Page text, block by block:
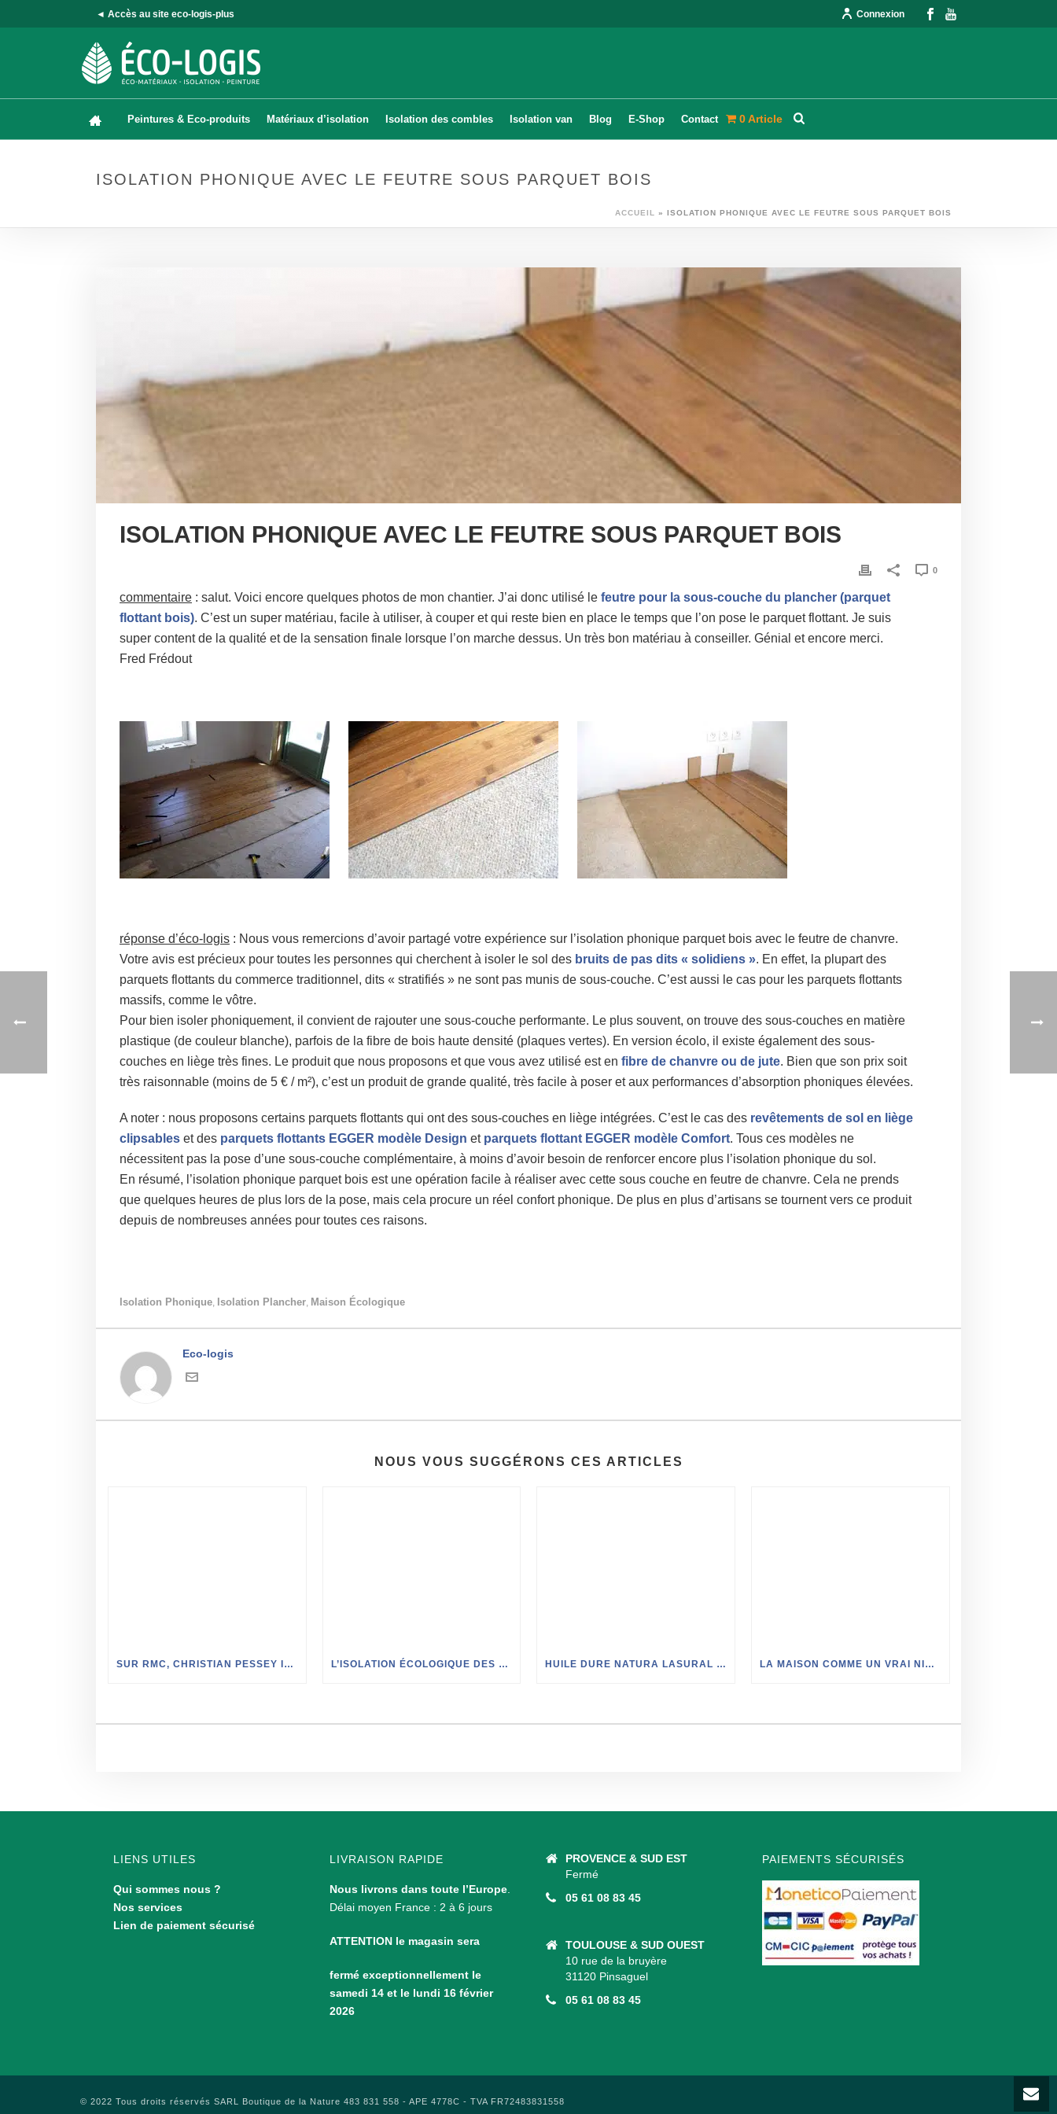
◄ Accès au site eco-logis-plus Connexion
Peintures & Eco-produits Matériaux d’isolation Isolation des combles Isolation van Blog E-Shop Contact 0 Article
ISOLATION PHONIQUE AVEC LE FEUTRE SOUS PARQUET BOIS
ACCUEIL » ISOLATION PHONIQUE AVEC LE FEUTRE SOUS PARQUET BOIS
ISOLATION PHONIQUE AVEC LE FEUTRE SOUS PARQUET BOIS
0
commentaire : salut. Voici encore quelques photos de mon chantier. J’ai donc utilisé le feutre pour la sous-couche du plancher (parquet
flottant bois). C’est un super matériau, facile à utiliser, à couper et qui reste bien en place le temps que l’on pose le parquet flottant. Je suis
super content de la qualité et de la sensation finale lorsque l’on marche dessus. Un très bon matériau à conseiller. Génial et encore merci.
Fred Frédout
réponse d’éco-logis : Nous vous remercions d’avoir partagé votre expérience sur l’isolation phonique parquet bois avec le feutre de chanvre.
Votre avis est précieux pour toutes les personnes qui cherchent à isoler le sol des bruits de pas dits « solidiens ». En effet, la plupart des
parquets flottants du commerce traditionnel, dits « stratifiés » ne sont pas munis de sous-couche. C’est aussi le cas pour les parquets flottants
massifs, comme le vôtre.
Pour bien isoler phoniquement, il convient de rajouter une sous-couche performante. Le plus souvent, on trouve des sous-couches en matière
plastique (de couleur blanche), parfois de la fibre de bois haute densité (plaques vertes). En version écolo, il existe également des sous-
couches en liège très fines. Le produit que nous proposons et que vous avez utilisé est en fibre de chanvre ou de jute. Bien que son prix soit
très raisonnable (moins de 5 € / m²), c’est un produit de grande qualité, très facile à poser et aux performances d’absorption phoniques élevées.
A noter : nous proposons certains parquets flottants qui ont des sous-couches en liège intégrées. C’est le cas des revêtements de sol en liège
clipsables et des parquets flottants EGGER modèle Design et parquets flottant EGGER modèle Comfort. Tous ces modèles ne
nécessitent pas la pose d’une sous-couche complémentaire, à moins d’avoir besoin de renforcer encore plus l’isolation phonique du sol.
En résumé, l’isolation phonique parquet bois est une opération facile à réaliser avec cette sous couche en feutre de chanvre. Cela ne prends
que quelques heures de plus lors de la pose, mais cela procure un réel confort phonique. De plus en plus d’artisans se tournent vers ce produit
depuis de nombreuses années pour toutes ces raisons.
Isolation Phonique, Isolation Plancher, Maison Écologique
Eco-logis
NOUS VOUS SUGGÉRONS CES ARTICLES
SUR RMC, CHRISTIAN PESSEY INTERVIEWE JOËL PACCANELLI SUR LES MATÉRIAUX D’ISOLATION « NATURELS » DANS LA MAISON L’ISOLATION ÉCOLOGIQUE DES COMBLES POUR LES NULS HUILE DURE NATURA LASURAL SUR MUR EN PLÂTRE LA MAISON COMME UN VRAI NID DOUILLET
LIENS UTILES
Qui sommes nous ?
Nos services
Lien de paiement sécurisé
LIVRAISON RAPIDE
Nous livrons dans toute l’Europe.
Délai moyen France : 2 à 6 jours
ATTENTION le magasin sera
fermé exceptionnellement le
samedi 14 et le lundi 16 février
2026
PROVENCE & SUD EST
Fermé
05 61 08 83 45
TOULOUSE & SUD OUEST
10 rue de la bruyère
31120 Pinsaguel
05 61 08 83 45
PAIEMENTS SÉCURISÉS
© 2022 Tous droits réservés SARL Boutique de la Nature 483 831 558 - APE 4778C - TVA FR72483831558